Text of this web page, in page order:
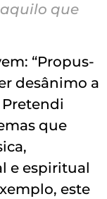
aquilo que
“Propus-
desânimo a
que
e espiritual
este